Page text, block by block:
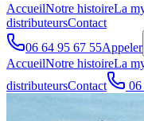
AccueilNotre histoireLa
distributeursContact
06 64 95 67 55Appeler
AccueilNotre histoireLa
distributeursContact 06